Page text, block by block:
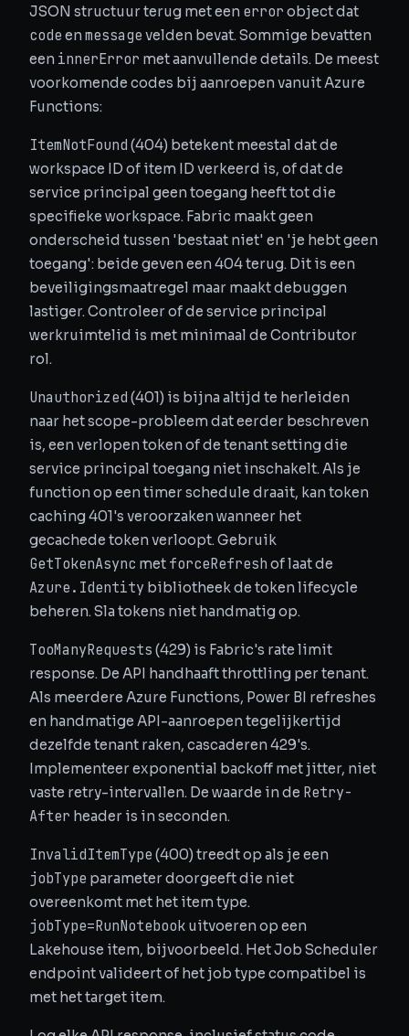
JSON structuur terug met een error object dat
code en message velden bevat. Sommige bevatten
een innerError met aanvullende details. De meest
voorkomende codes bij aanroepen vanuit Azure
Functions:
ItemNotFound (404) betekent meestal dat de
workspace ID of item ID verkeerd is, of dat de
service principal geen toegang heeft tot die
specifieke workspace. Fabric maakt geen
onderscheid tussen 'bestaat niet' en 'je hebt geen
toegang': beide geven een 404 terug. Dit is een
beveiligingsmaatregel maar maakt debuggen
lastiger. Controleer of de service principal
werkruimtelid is met minimaal de Contributor
rol.
Unauthorized (401) is bijna altijd te herleiden
naar het scope-probleem dat eerder beschreven
is, een verlopen token of de tenant setting die
service principal toegang niet inschakelt. Als je
function op een timer schedule draait, kan token
caching 401's veroorzaken wanneer het
gecachede token verloopt. Gebruik
GetTokenAsync met forceRefresh of laat de
Azure.Identity bibliotheek de token lifecycle
beheren. Sla tokens niet handmatig op.
TooManyRequests (429) is Fabric's rate limit
response. De API handhaaft throttling per tenant.
Als meerdere Azure Functions, Power BI refreshes
en handmatige API-aanroepen tegelijkertijd
dezelfde tenant raken, cascaderen 429's.
Implementeer exponential backoff met jitter, niet
vaste retry-intervallen. De waarde in de Retry-
After header is in seconden.
InvalidItemType (400) treedt op als je een
jobType parameter doorgeeft die niet
overeenkomt met het item type.
jobType=RunNotebook uitvoeren op een
Lakehouse item, bijvoorbeeld. Het Job Scheduler
endpoint valideert of het job type compatibel is
met het target item.